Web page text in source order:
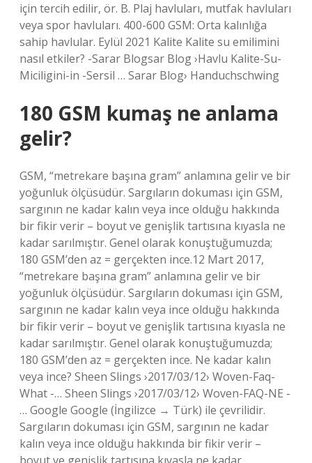
için tercih edilir, ör. B. Plaj havluları, mutfak havluları
veya spor havluları. 400-600 GSM: Orta kalınlığa
sahip havlular. Eylül 2021 Kalite Kalite su emilimini
nasıl etkiler? -Sarar Blogsar Blog ›Havlu Kalite-Su-
Miciligini-in -Sersil … Sarar Blog› Handuchschwing
180 GSM kumaş ne anlama
gelir?
GSM, “metrekare başına gram” anlamına gelir ve bir
yoğunluk ölçüsüdür. Sargıların dokuması için GSM,
sargının ne kadar kalın veya ince olduğu hakkında
bir fikir verir – boyut ve genişlik tartısına kıyasla ne
kadar sarılmıştır. Genel olarak konuştuğumuzda;
180 GSM’den az = gerçekten ince.12 Mart 2017,
“metrekare başına gram” anlamına gelir ve bir
yoğunluk ölçüsüdür. Sargıların dokuması için GSM,
sargının ne kadar kalın veya ince olduğu hakkında
bir fikir verir – boyut ve genişlik tartısına kıyasla ne
kadar sarılmıştır. Genel olarak konuştuğumuzda;
180 GSM’den az = gerçekten ince. Ne kadar kalın
veya ince? Sheen Slings ›2017/03/12› Woven-Faq-
What -… Sheen Slings ›2017/03/12› Woven-FAQ-NE -
… Google Google (İngilizce → Türk) ile çevrilidir.
Sargıların dokuması için GSM, sargının ne kadar
kalın veya ince olduğu hakkında bir fikir verir –